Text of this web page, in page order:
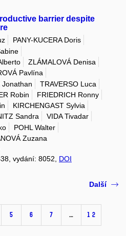
barrier despite
PANY-KUCERA Doris
ZLÁMALOVÁ Denisa
Pavlína
Jonathan
TRAVERSO Luca
Robin
FRIEDRICH Ronny
KIRCHENGAST Sylvia
Sandra
VIDA Tivadar
POHL Walter
Zuzana
vydání: 8052, DOI
5 6 7 … 12
Další